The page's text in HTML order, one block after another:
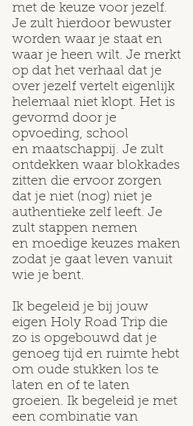
met de keuze voor jezelf.
Je zult hierdoor bewuster
worden waar je staat en
waar je heen wilt. Je merkt
op dat het verhaal dat je
over jezelf vertelt eigenlijk
helemaal niet klopt. Het is
gevormd door je
opvoeding, school
en maatschappij. Je zult
ontdekken waar blokkades
zitten die ervoor zorgen
dat je niet (nog) niet je
authentieke zelf leeft. Je
zult stappen nemen
en moedige keuzes maken
zodat je gaat leven vanuit
wie je bent.
Ik begeleid je bij jouw
eigen Holy Road Trip die
zo is opgebouwd dat je
genoeg tijd en ruimte hebt
om oude stukken los te
laten en of te laten
groeien. Ik begeleid je met
een combinatie van